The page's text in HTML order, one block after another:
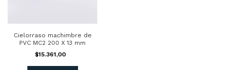
Cielorraso machimbre de
PVC MC2 200 X 13 mm
$15.361,00